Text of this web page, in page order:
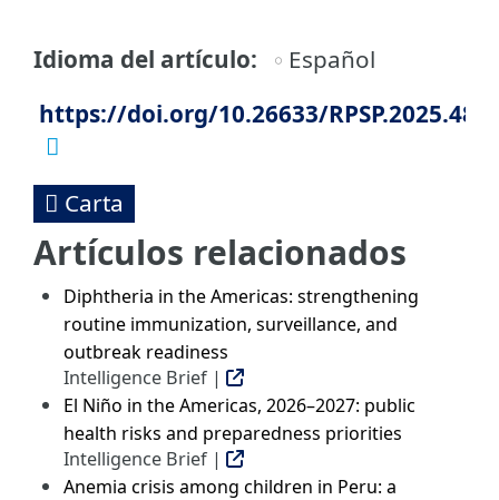
Idioma del artículo
Español
https://doi.org/10.26633/RPSP.2025.48
Carta
Artículos relacionados
Diphtheria in the Americas: strengthening
routine immunization, surveillance, and
outbreak readiness
Intelligence Brief |
El Niño in the Americas, 2026–2027: public
health risks and preparedness priorities
Intelligence Brief |
Anemia crisis among children in Peru: a